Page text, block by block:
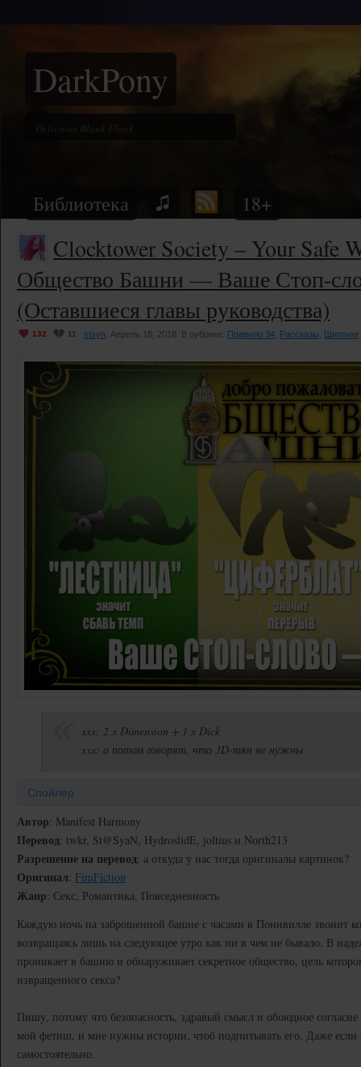
DarkPony
Библиотека 18+
Clocktower Society – Your Safe
Общество Башни — Ваше Стоп-
(Оставшиеся главы руководства)
132 11 stsyn , Апрель 18, 2018. В рубрике: Правило 34 Рассказы Шиппинг.
xxx: 2 x Dimension + 1 x Dick
xxx: а потом говорят, что 3D-тян не нужны
Спойлер
Автор: Manifest Harmony
Перевод: twkr, St@SyaN, HydroslidE, joltius и North213
Разрешение на перевод: а откуда у нас тогда оригиналы картинок?
Оригинал: FimFiction
Жанр: Секс, Романтика, Повседневность
Каждую ночь на заброшенной башне с часами в Понивилле звонит
возвращаясь лишь на следующее утро как ни в чем не бывало. В
проникает в башню и обнаруживает секретное общество, цель
извращенного секса?
Пишу, потому что безопасность, здравый смысл и обоюдное
мой фетиш, и мне нужны истории, чтоб подпитывать его. Даже если
самостоятельно.